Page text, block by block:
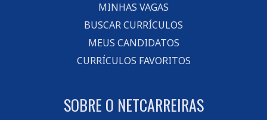
MINHAS VAGAS
BUSCAR CURRÍCULOS
MEUS CANDIDATOS
CURRÍCULOS FAVORITOS
SOBRE O NETCARREIRAS